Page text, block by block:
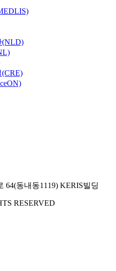
(NLD)
64(동내동1119) KERIS빌딩
RESERVED